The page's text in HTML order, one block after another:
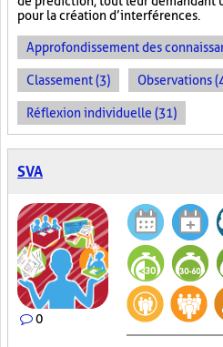
pour la création d’interférences.
Approfondissement des
Classement (3) Observations
Réflexion individuelle (31)
SVA
0